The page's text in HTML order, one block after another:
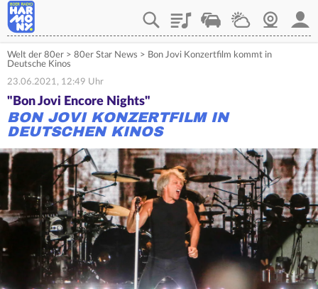
PlaylistVerkehrWetterWebcam
Welt der 80er > 80er Star News > Bon Jovi Konzertfilm kommt in
Deutsche Kinos
23.06.2021, 12:49 Uhr
"Bon Jovi Encore Nights"
BON JOVI KONZERTFILM IN
DEUTSCHEN KINOS